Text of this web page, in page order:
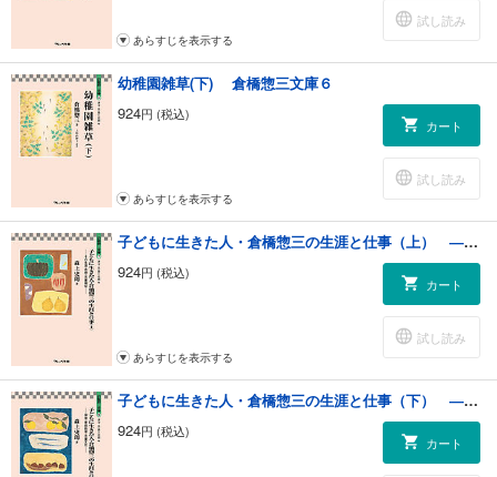
試し読み
あらすじを表示する
幼稚園雑草(下) 倉橋惣三文庫６
924円 (税込)
カート
試し読み
あらすじを表示する
子どもに生きた人・倉橋惣三の生涯と仕事（上） ―その生涯・思想・児童福祉― 倉橋惣三文庫７
924円 (税込)
カート
試し読み
あらすじを表示する
子どもに生きた人・倉橋惣三の生涯と仕事（下） ―保育・家庭教育・児童文化― 倉橋惣三文庫８
924円 (税込)
カート